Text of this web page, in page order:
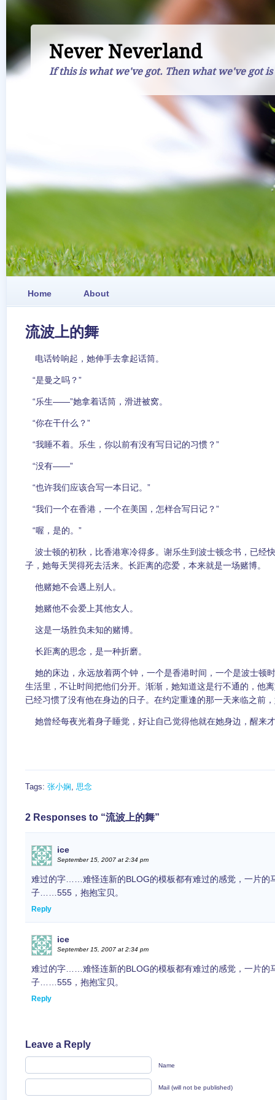
Never Neverland
If this is what we've got. Then what we've got is
Home About
流波上的舞
电话铃响起，她伸手去拿起话筒。
“是曼之吗？”
“乐生——”她拿着话筒，滑进被窝。
“你在干什么？”
“我睡不着。乐生，你以前有没有写日记的习惯？”
“没有——”
“也许我们应该合写一本日记。”
“我们一个在香港，一个在美国，怎样合写日记？”
“喔，是的。”
波士顿的初秋，比香港寒冷得多。谢乐生到波士顿念书，已经
子，她每天哭得死去活来。长距离的恋爱，本来就是一场赌博。
他赌她不会遇上别人。
她赌他不会爱上其他女人。
这是一场胜负未知的赌博。
长距离的思念，是一种折磨。
她的床边，永远放着两个钟，一个是香港时间，一个是波士顿
生活里，不让时间把他们分开。渐渐，她知道这是行不通的，他
已经习惯了没有他在身边的日子。在约定重逢的那一天来临之前
她曾经每夜光着身子睡觉，好让自己觉得他就在她身边，醒来
Tags: 张小娴, 思念
2 Responses to “流波上的舞”
ice
September 15, 2007 at 2:34 pm
难过的字……难怪连新的BLOG的模板都有难过的感觉，一片的
子……555，抱抱宝贝。
Reply
ice
September 15, 2007 at 2:34 pm
难过的字……难怪连新的BLOG的模板都有难过的感觉，一片的
子……555，抱抱宝贝。
Reply
Leave a Reply
Name
Mail (will not be published)